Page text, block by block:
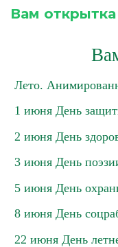
Вам открытка
Лето.
1 июня День
2 июня День
3 июня День
5 июня День
8 июня День
22 июня День